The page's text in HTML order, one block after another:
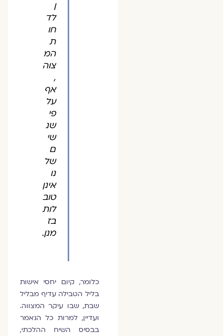
לד
חו
ת
המ
צוה
אף
על
פי
שנ
שי
ם
של
נו
אינן
טוב
לות
בז
מנן.
כלומר, קיום יחסי אישות
בליל הטבילה עדיף מבליל
שבת, שבו עיקר המצווה.
ועדיין, למרות כל הנאמר
בבסיס השיח ההלכתי,